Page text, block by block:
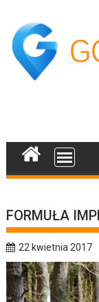
content
FORMUŁA
22 kwietnia 2017